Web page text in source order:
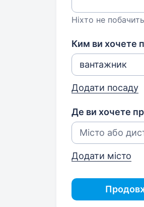
Ніхто не
Ким ви хочете
Додати посаду
Де ви хочете
Додати місто